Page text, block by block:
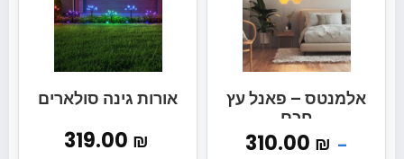
אלמנטס – פאנל עץ
חכם
310.00 ₪ –
אורות גינה סולארים
319.00 ₪